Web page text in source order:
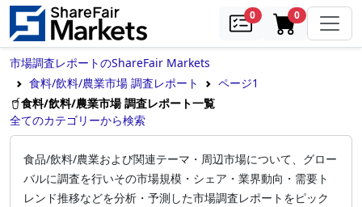
0samples0in cart
市場調査レポートのShareFair Markets
食料/飲料/農業市場 調査レポート
ページ1
食料/飲料/農業市場 調査レポート一覧
全てのカテゴリーから検索
食品/飲料/農業および関連テーマ・周辺市場について、グロー
バルに調査を行いその市場規模・シェア・業界動向・需要ト
レンド推移などを分析・予測した市場調査レポートをピック